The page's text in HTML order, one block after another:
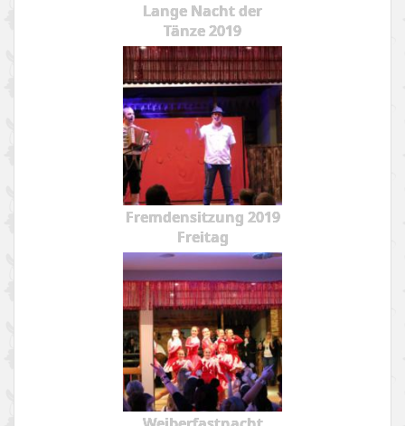
Lange Nacht der
Tänze 2019
Fremdensitzung 2019
Freitag